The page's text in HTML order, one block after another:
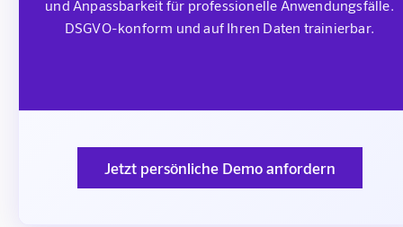
und Anpassbarkeit für professionelle Anwendungsfälle.
DSGVO-konform und auf Ihren Daten trainierbar.
Jetzt persönliche Demo anfordern